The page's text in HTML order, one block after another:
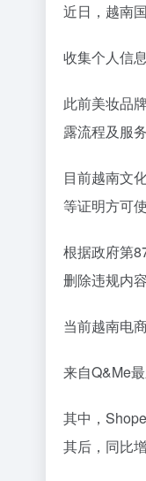
近日，越南
收集个人信
此前美妆品
露流程及服务
目前越南文
等证明方可使
根据政府第
删除违规内
当前越南电
来自Q&Me
其中，
其后，同比